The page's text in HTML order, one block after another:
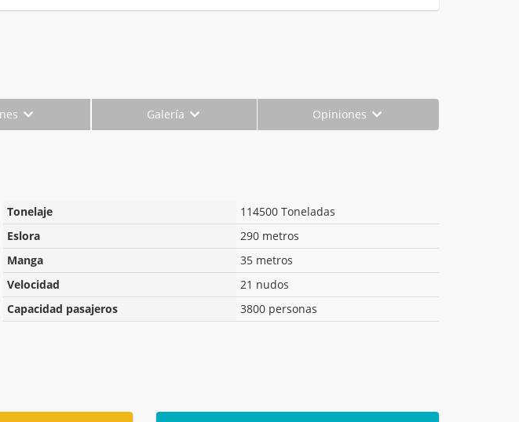
Galería Opiniones
Tonelaje
114500 Toneladas
Eslora
290 metros
Manga
35 metros
Velocidad
21 nudos
Capacidad pasajeros
3800 personas